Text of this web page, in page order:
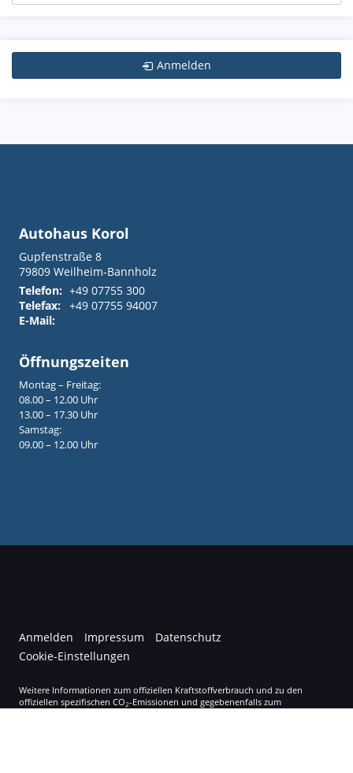
Anmelden
Autohaus Korol
Gupfenstraße 8
79809 Weilheim-Bannholz
Telefon: +49 07755 300
Telefax: +49 07755 94007
E-Mail:
Öffnungszeiten
Montag – Freitag:
08.00 – 12.00 Uhr
13.00 – 17.30 Uhr
Samstag:
09.00 – 12.00 Uhr
Anmelden Impressum
Datenschutz
Cookie-Einstellungen
Weitere Informationen zum offiziellen Kraftstoffverbrauch und zu den
offiziellen spezifischen CO2-Emissionen und gegebenenfalls zum